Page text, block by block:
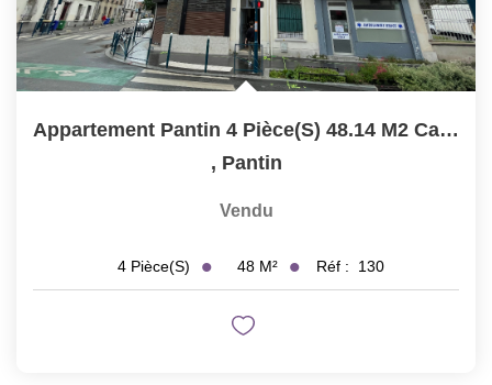
Appartement Pantin 4 Pièce(s) 48.14 M2 Carrez 55.9m² Au Sol
, Pantin
Vendu
4 Pièce(s) 48 M² Réf : 130